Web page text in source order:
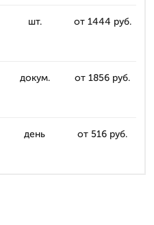
шт. от 1444 руб.
докум. от 1856 руб.
день от 516 руб.